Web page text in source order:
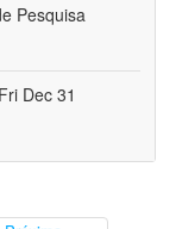
Pesquisa
Dec 31